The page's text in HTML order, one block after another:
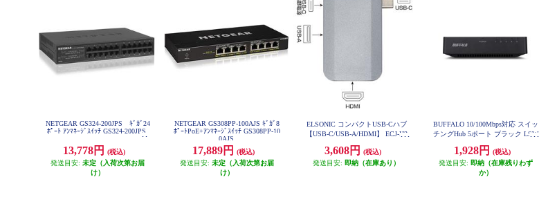
NETGEAR GS324-200JPS ｷﾞｶﾞ24
ﾎﾟｰﾄ ｱﾝﾏﾈｰｼﾞｽｲｯﾁ GS324-200JPS
13,778円
(税込)
発送目安: 未定（入荷次第お届
け）
NETGEAR GS308PP-100AJS ｷﾞｶﾞ8
ﾎﾟｰﾄPoE+ｱﾝﾏﾈｰｼﾞｽｲｯﾁ GS308PP-10
0AJS
17,889円
(税込)
発送目安: 未定（入荷次第お届
け）
ELSONIC コンパクトUSB-Cハブ
【USB-C/USB-A/HDMI】 ECJ-H3
3,608円
(税込)
発送目安: 即納（在庫あり）
BUFFALO 10/100Mbps対応 スイッ
チングHub 5ポート ブラック LSW
1,928円
(税込)
発送目安: 即納（在庫残りわず
か）